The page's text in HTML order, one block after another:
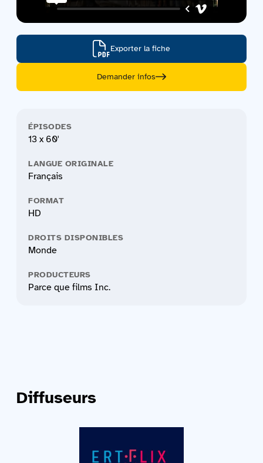
Exporter la fiche
Demander infos
ÉPISODES
13 x 60'
LANGUE ORIGINALE
Français
FORMAT
HD
DROITS DISPONIBLES
Monde
PRODUCTEURS
Parce que films Inc.
Diffuseurs